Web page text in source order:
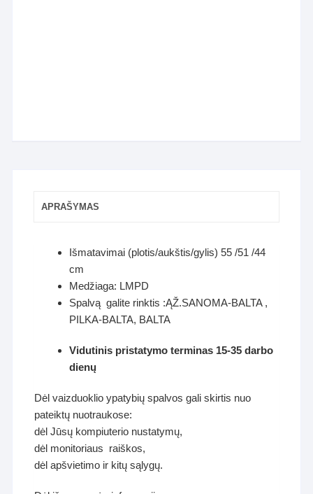
APRAŠYMAS
Išmatavimai (plotis/aukštis/gylis) 55 /51 /44
cm
Medžiaga: LMPD
Spalvą galite rinktis :ĄŽ.SANOMA-BALTA ,
PILKA-BALTA, BALTA
Vidutinis pristatymo terminas 15-35 darbo
dienų
Dėl vaizduoklio ypatybių spalvos gali skirtis nuo
pateiktų nuotraukose:
dėl Jūsų kompiuterio nustatymų,
dėl monitoriaus raiškos,
dėl apšvietimo ir kitų sąlygų.